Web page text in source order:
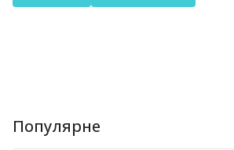
Популярне